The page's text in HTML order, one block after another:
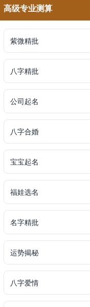
高级专业测算
紫微精批
八字精批
公司起名
八字合婚
宝宝起名
福娃选名
名字精批
运势揭秘
八字爱情